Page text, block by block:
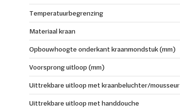
Temperatuurbegrenzing
Materiaal kraan
Opbouwhoogte onderkant kraanmondstuk (mm)
Voorsprong uitloop (mm)
Uittrekbare uitloop met kraanbeluchter/mousseur
Uittrekbare uitloop met handdouche